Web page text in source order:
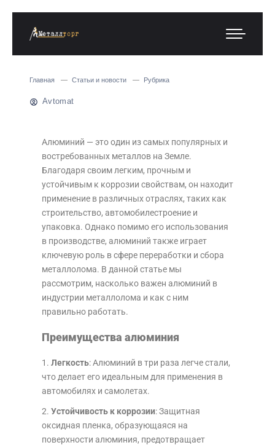
Главная Статьи и новости Рубрика
Avtomat
Алюминий — это один из самых популярных и
востребованных металлов на Земле.
Благодаря своим легким, прочным и
устойчивым к коррозии свойствам, он находит
применение в различных отраслях, таких как
строительство, автомобилестроение и
упаковка. Однако помимо его использования
в производстве, алюминий также играет
ключевую роль в сфере переработки и сбора
металлолома. В данной статье мы
рассмотрим, насколько важен алюминий в
индустрии металлолома и как с ним
правильно работать.
Преимущества алюминия
Легкость: Алюминий в три раза легче стали,
что делает его идеальным для применения в
автомобилях и самолетах.
Устойчивость к коррозии: Защитная
оксидная пленка, образующаяся на
поверхности алюминия, предотвращает